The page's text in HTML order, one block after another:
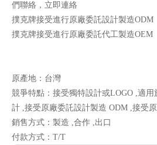
們聯絡， 立即連絡
撲克牌接受進行原廠委託設計製造ODM
撲克牌接受進行原廠委託代工製造OEM
原產地：台灣
競爭特點：接受獨特設計或LOGO ,適
計 ,接受原廠委託設計製造 ODM ,接受
銷售方式：製造 ,合作 ,出口
付款方式：T/T